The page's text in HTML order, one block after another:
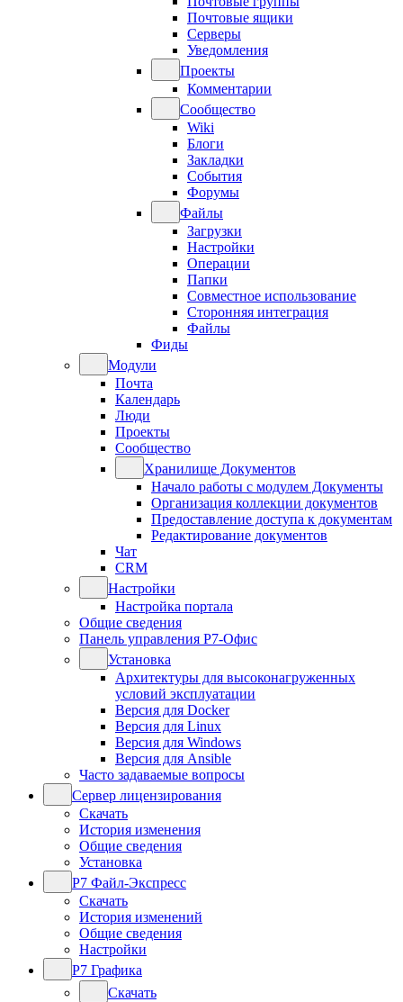
Почтовые ящики
Серверы
Уведомления
Проекты
Комментарии
Сообщество
Wiki
Блоги
Закладки
События
Форумы
Файлы
Загрузки
Настройки
Операции
Папки
Совместное использование
Сторонняя интеграция
Файлы
Фиды
Модули
Почта
Календарь
Люди
Проекты
Сообщество
Хранилище Документов
Начало работы с модулем Документы
Организация коллекции документов
Предоставление доступа к документам
Редактирование документов
Чат
CRM
Настройки
Настройка портала
Общие сведения
Панель управления Р7-Офис
Установка
Архитектуры для высоконагруженных
условий эксплуатации
Версия для Docker
Версия для Linux
Версия для Windows
Версия для Ansible
Часто задаваемые вопросы
Сервер лицензирования
Скачать
История изменения
Общие сведения
Установка
Р7 Файл-Экспресс
Скачать
История изменений
Общие сведения
Настройки
Р7 Графика
Скачать